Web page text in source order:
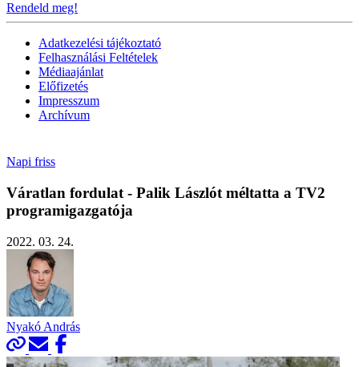
Rendeld meg!
Adatkezelési tájékoztató
Felhasználási Feltételek
Médiaajánlat
Előfizetés
Impresszum
Archívum
Napi friss
Váratlan fordulat - Palik Lászlót méltatta a TV2
programigazgatója
2022. 03. 24.
Nyakó András